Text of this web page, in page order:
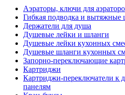
Аэраторы, ключи для
Гибкая подводка и вытяжные
Держатели для душа
Душевые лейки и шланги
Душевые лейки кухонных
Душевые шланги кухонных
Запорно-переключающие
Картриджи
Картриджи-переключатели к
панелям